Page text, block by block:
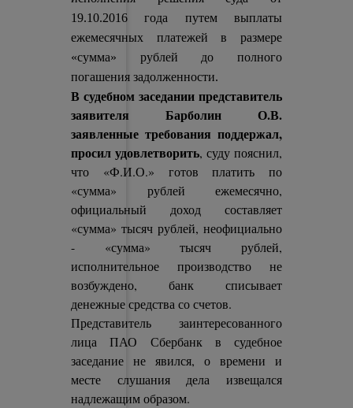
19.10.2016 года путем выплаты
ежемесячных платежей в размере
«сумма» рублей до полного
погашения задолженности.
В судебном заседании представитель
заявителя Барболин О.В.
заявленные требования поддержал,
просил удовлетворить, суду пояснил,
что «Ф.И.О.» готов платить по
«сумма» рублей ежемесячно,
официальный доход составляет
«сумма» тысяч рублей, неофициально
- «сумма» тысяч рублей,
исполнительное производство не
возбуждено, банк списывает
денежные средства со счетов.
Представитель заинтересованного
лица ПАО Сбербанк в судебное
заседание не явился, о времени и
месте слушания дела извещался
надлежащим образом.